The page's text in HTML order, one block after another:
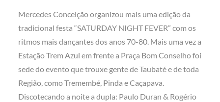
Mercedes Conceição organizou mais uma edição da
tradicional festa “SATURDAY NIGHT FEVER” com os
ritmos mais dançantes dos anos 70-80. Mais uma vez a
Estação Trem Azul em frente a Praça Bom Conselho foi
sede do evento que trouxe gente de Taubaté e de toda
Região, como Tremembé, Pinda e Caçapava.
Discotecando a noite a dupla: Paulo Duran & Rogério